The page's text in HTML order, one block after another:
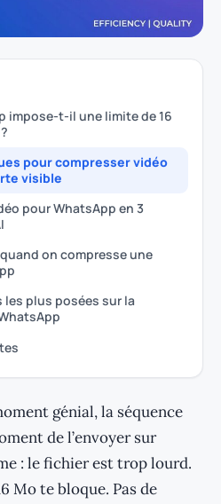
impose-t-il une limite de 16
pour compresser vidéo
visible
pour WhatsApp en 3
on compresse une
les plus posées sur la
génial, la séquence
de l’envoyer sur
: le fichier est trop lourd.
Mo te bloque. Pas de